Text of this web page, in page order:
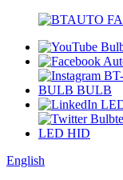
English